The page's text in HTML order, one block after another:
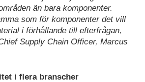
än bara komponenter.
som för komponenter det vill
i förhållande till efterfrågan,
Supply Chain Officer, Marcus
i flera branscher